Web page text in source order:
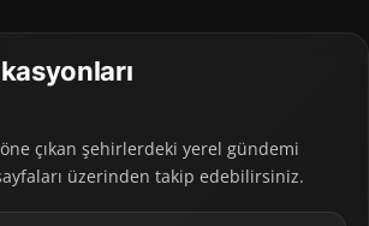
çıkan şehirlerdeki yerel gündemi
üzerinden takip edebilirsiniz.